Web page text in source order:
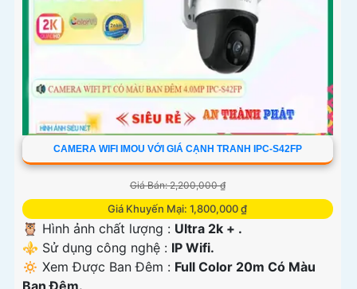
CAMERA WIFI IMOU VỚI GIÁ CẠNH TRANH IPC-S42FP
Giá Bán: 2,200,000 ₫
Giá Khuyến Mại: 1,800,000 ₫
🦉 Hình ảnh chất lượng : Ultra 2k + .
⚜️ Sử dụng công nghệ : IP Wifi.
🔅 Xem Được Ban Đêm : Full Color 20m Có Màu